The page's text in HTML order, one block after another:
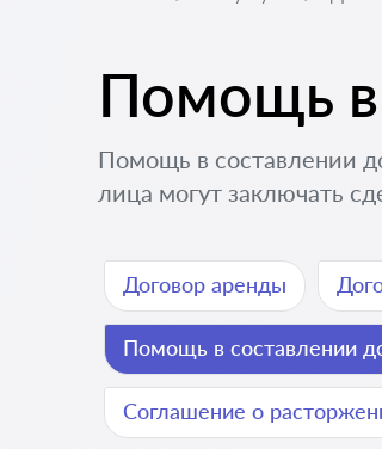
Помощь в
Помощь в составлении
лица могут заключать
Договор аренды
Помощь в составлении
Соглашение о